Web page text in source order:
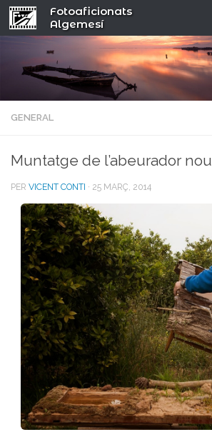
Fotoaficionats
Algemesí
GENERAL
Muntatge de l’abeurador nou
PER VICENT CONTI · 25 MARÇ, 2014